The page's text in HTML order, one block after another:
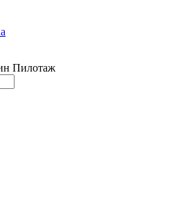
Пилотаж